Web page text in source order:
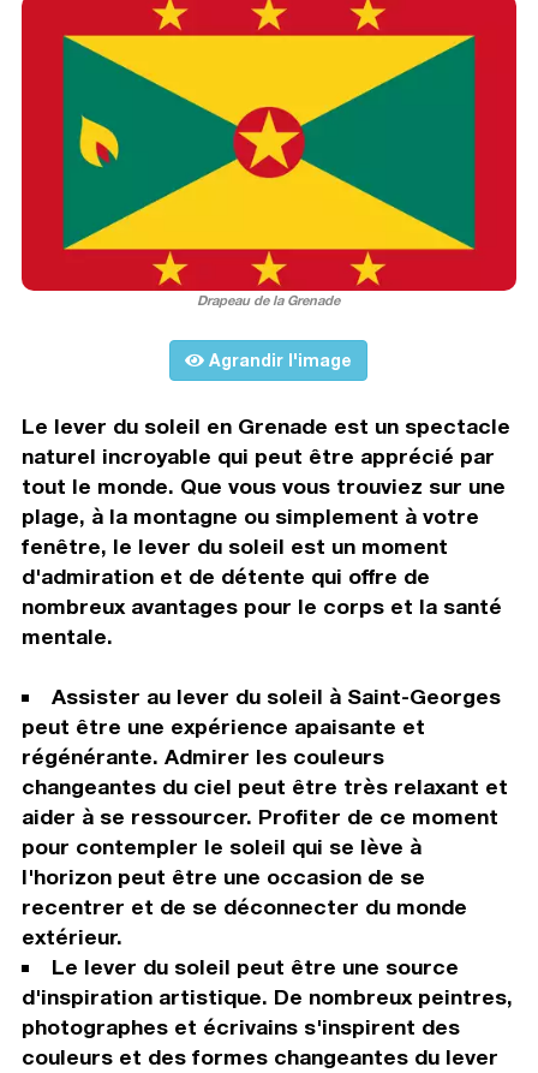
Drapeau de la Grenade
Agrandir l'image
Le lever du soleil en Grenade est un spectacle
naturel incroyable qui peut être apprécié par
tout le monde. Que vous vous trouviez sur une
plage, à la montagne ou simplement à votre
fenêtre, le lever du soleil est un moment
d'admiration et de détente qui offre de
nombreux avantages pour le corps et la santé
mentale.
Assister au lever du soleil à Saint-Georges
peut être une expérience apaisante et
régénérante. Admirer les couleurs
changeantes du ciel peut être très relaxant et
aider à se ressourcer. Profiter de ce moment
pour contempler le soleil qui se lève à
l'horizon peut être une occasion de se
recentrer et de se déconnecter du monde
extérieur.
Le lever du soleil peut être une source
d'inspiration artistique. De nombreux peintres,
photographes et écrivains s'inspirent des
couleurs et des formes changeantes du lever